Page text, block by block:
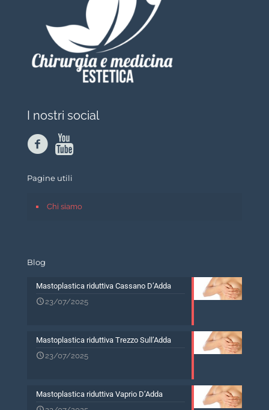
I nostri social
Pagine utili
Chi siamo
Blog
Mastoplastica riduttiva Cassano D’Adda
23/07/2025
Mastoplastica riduttiva Trezzo Sull’Adda
23/07/2025
Mastoplastica riduttiva Vaprio D’Adda